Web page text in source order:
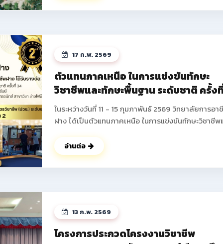
จำนวนทั้งสิ้น 673 คน โดยมีนายปัญญา ช่างงาน ผู้อำน
คณะผู้บริหารยังได้ร่วมบันทึกภาพกับนักเรียน นักศึกษา
ผู้ปกครองเป็นที่ระลึก ดูรูปกิจกรรมเพิ่ม
เติม >> https://drive.google.com/drive/folders/
usp=drive_link ดูรูปกิจกรรมเพิ่มเติม
>> https://photos.app.goo.gl/
17 ก.พ. 2569
ตัวแทนภาคเหนือ ในการแข่งขันทักษะ
วิชาชีพและทักษะพื้นฐาน ระดับชาติ ครั้ง
34 ประจำปีการศึกษา 2568
ในระหว่างวันที่ 11 - 15 กุมภาพันธ์ 2569 วิทยาลัยการอา
ฝาง ได้เป็นตัวแทนภาคเหนือ ในการแข่งขันทักษะวิชาชีพ
ณ จังหวัดบุรีรัมย์ โดยได้รับรางวัลกลับมาสู่รั้ววิทยาลัย
อาชีพฝาง ดังนี้ 1.ทักษะการติดตั้งไฟฟ้าและควบคุมไฟฟ้า
ระดับประกาศนียบัตรวิชาชีพ (ปวช.) ระดับชาติ ได้รับรางวัล
นายอดิศร ฐิติธรรมรัตน์ 2.ทักษะงานฝึกฝีมือเชิงสร้างสรรค์
ระดับประกาศนียบัตรวิชาชีพ (ปวช.) ระดับชาติ ได้รับรางวัล
รองชนะเลิศ อันดับ 3 มาตรฐานระดับเหรียญทองแดง นาย
อ่านต่อ
13 ก.พ. 2569
โครงการประกวดโครงงานวิชาชีพ